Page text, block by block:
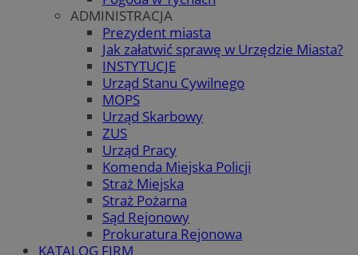
ADMINISTRACJA
Prezydent miasta
Jak załatwić sprawę w Urzędzie Miasta?
INSTYTUCJE
Urząd Stanu Cywilnego
MOPS
Urząd Skarbowy
ZUS
Urząd Pracy
Komenda Miejska Policji
Straż Miejska
Straż Pożarna
Sąd Rejonowy
Prokuratura Rejonowa
KATALOG FIRM